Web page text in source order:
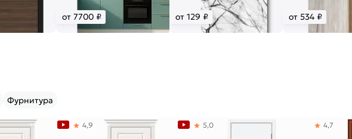
от 7700 ₽ от 129 ₽ от 534 ₽
Фурнитура
4,9 5,0 4,7